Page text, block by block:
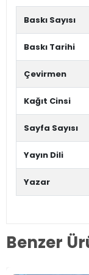
Baskı Sayısı
Baskı Tarihi
Çevirmen
Kağıt Cinsi
Sayfa Sayısı
Yayın Dili
Yazar
Benzer